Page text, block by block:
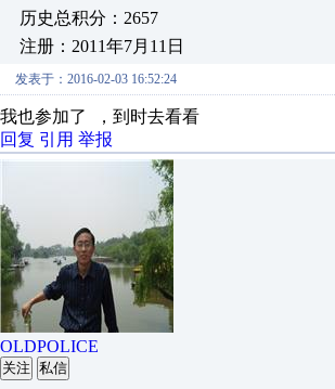
历史总积分：2657
注册：2011年7月11日
发表于：2016-02-03 16:52:24
我也参加了 ，到时去看看
回复 引用 举报
OLDPOLICE
关注 私信